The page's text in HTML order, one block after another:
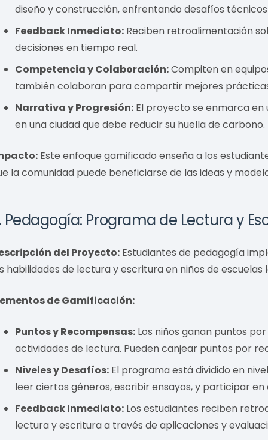
diseño y construcción, enfrentando desafíos
Feedback Inmediato: Reciben retroalimentación
decisiones en tiempo real.
Competencia y Colaboración:Compiten en
también colaboran para compartir mejores
Narrativa y Progresión: El proyecto se enmarca en
en una ciudad que debe reducir su huella de carbono.
Este enfoque gamificado enseña a los
la comunidad puede beneficiarse de las ideas y
Pedagogía: Programa de Lectura y
del Proyecto: Estudiantes de pedagogía
habilidades de lectura y escritura en niños de escuelas
de Gamificación:
Puntos y Recompensas: Los niños ganan puntos
actividades de lectura. Pueden canjear puntos por
Niveles y Desafíos: El programa está dividido en
leer ciertos géneros, escribir ensayos, y participar
Feedback Inmediato: Los estudiantes reciben
lectura y escritura a través de aplicaciones y